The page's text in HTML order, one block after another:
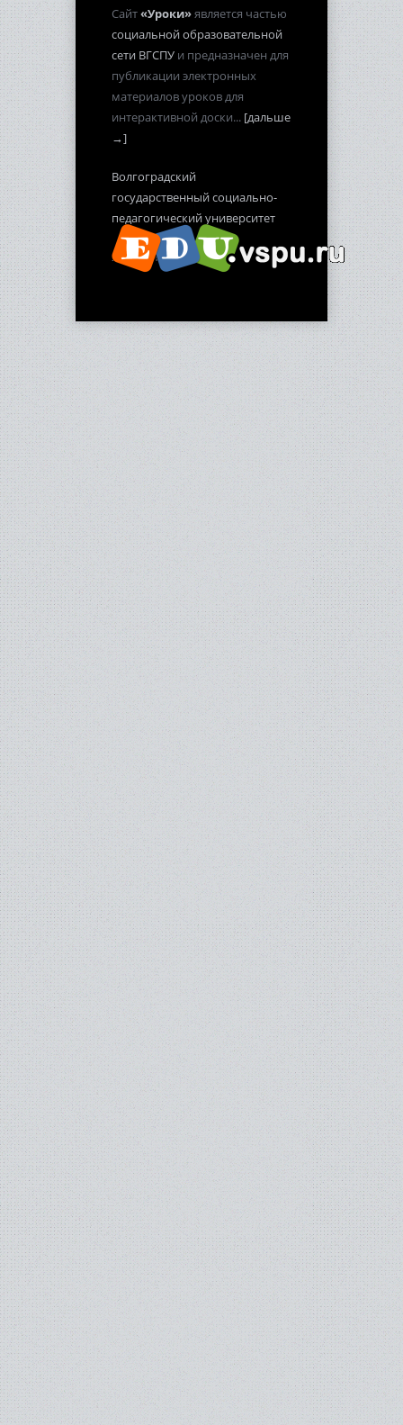
Сайт«Уроки»является частью
социальной образовательной
сети ВГСПУ и предназначен для
публикации электронных
материалов уроков для
интерактивной доски... [дальше
→]
Волгоградский
государственный социально-
педагогический университет
2012-2013 гг.